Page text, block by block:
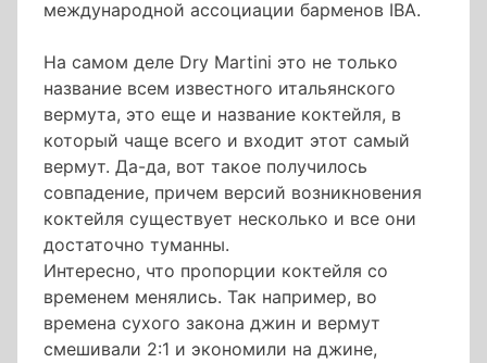
международной ассоциации барменов IBA.
На самом деле Dry Martini это не только
название всем известного итальянского
вермута, это еще и название коктейля, в
который чаще всего и входит этот самый
вермут. Да-да, вот такое получилось
совпадение, причем версий возникновения
коктейля существует несколько и все они
достаточно туманны.
Интересно, что пропорции коктейля со
временем менялись. Так например, во
времена сухого закона джин и вермут
смешивали 2:1 и экономили на джине,